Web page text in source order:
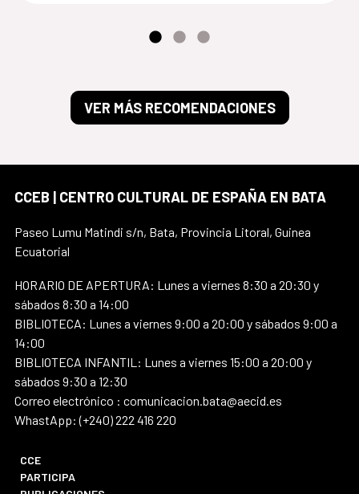
VER MÁS RECOMENDACIONES
CCEB | CENTRO CULTURAL DE ESPAÑA EN BATA
Paseo Lumu Matindi s/n, Bata, Provincia Litoral, Guinea
Ecuatorial
HORARIO DE APERTURA: Lunes a viernes 8:30 a 20:30 y
sábados 8:30 a 14:00
BIBLIOTECA: Lunes a viernes 9:00 a 20:00 y sábados 9:00 a
14:00
BIBLIOTECA INFANTIL: Lunes a viernes 15:00 a 20:00 y
sábados 9:30 a 12:30
Correo electrónico : comunicacion.bata@aecid.es
WhastApp: (+240) 222 416 220
CCE
PARTICIPA